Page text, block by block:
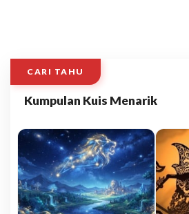
CARI TAHU
Kumpulan Kuis Menarik